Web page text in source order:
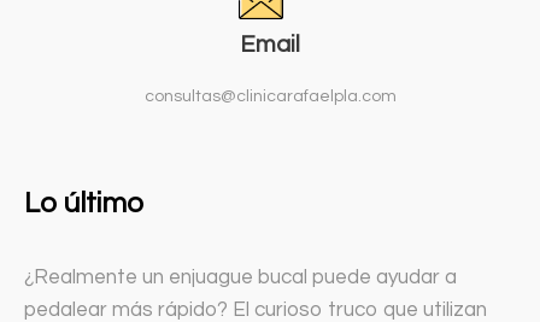
Email
consultas@clinicarafaelpla.com
Lo último
¿Realmente un enjuague bucal puede ayudar a
pedalear más rápido? El curioso truco que utilizan